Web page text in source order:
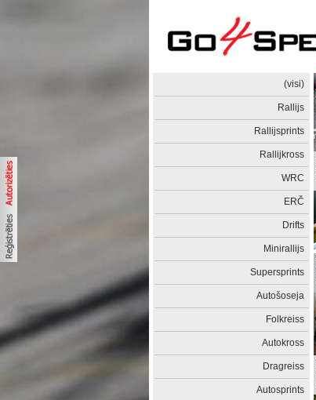
(visi)
Rallijs
Rallijsprints
Rallijkross
WRC
ERČ
Drifts
Minirallijs
Supersprints
Autošoseja
Folkreiss
Autokross
Dragreiss
Autosprints